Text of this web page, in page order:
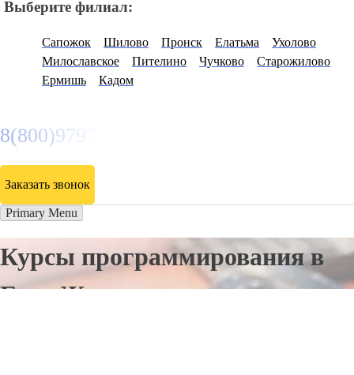
Выберите филиал:
Сапожок Шилово Пронск Елатьма
Ухолово
Милославское
Пителино Чучково
Старожилово
Ермишь
Кадом
8(800)9797043
Заказать звонок
Primary Menu
Курсы программирования в
Гусь-Железном